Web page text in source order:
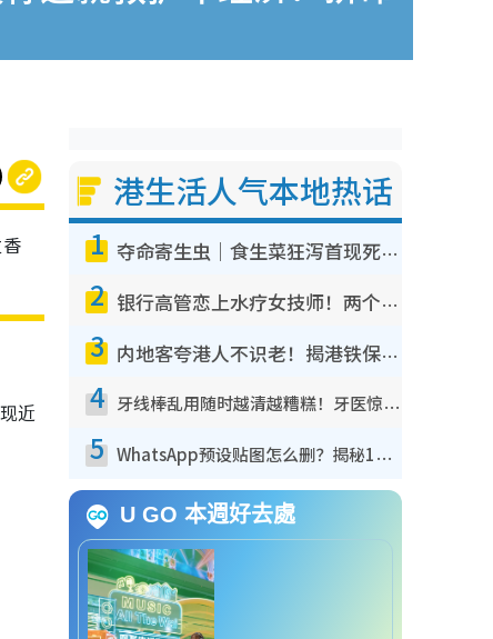
近
港生活人气本地热话
1 夺命寄生虫｜食生菜狂泻首现死者！疫潮恶化录1.8万宗病例 揭洗菜3大谬误
2 银行高管恋上水疗女技师！两个月借128万惊觉“沉船”沉落火海 揭背后疑似邪教操控卖淫
3 内地客夸港人不识老！揭港铁保鲜级冷气 港人求放过：别投诉
4 牙线棒乱用随时越清越糟糕！牙医惊揭盲目过户细菌恐致蛀牙：这种才是日常真保养
5 WhatsApp预设贴图怎么删？揭秘1招“反向操作”还原简洁界面 附3步实测教程
U GO 本週好去處